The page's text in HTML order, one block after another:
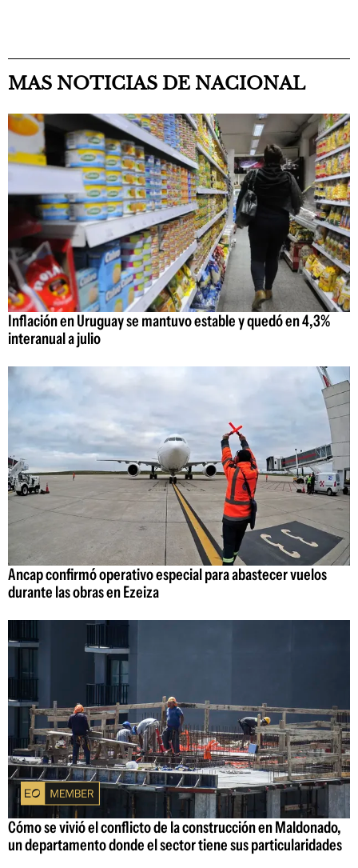
MAS NOTICIAS DE NACIONAL
Inflación en Uruguay se mantuvo estable y quedó en 4,3%
interanual a julio
Ancap confirmó operativo especial para abastecer vuelos
durante las obras en Ezeiza
Cómo se vivió el conflicto de la construcción en Maldonado,
un departamento donde el sector tiene sus particularidades